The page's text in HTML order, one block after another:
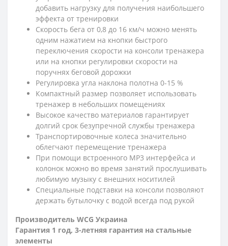
добавить нагрузку для получения наибольшего
эффекта от тренировки
Скорость бега от 0,8 до 16 км/ч можно менять
одним нажатием на кнопки быстрого
переключения скорости на консоли тренажера
или на кнопки регулировки скорости на
поручнях беговой дорожки
Регулировка угла наклона полотна 0-15 %
Компактный размер позволяет использовать
тренажер в небольших помещениях
Высокое качество материалов гарантирует
долгий срок безупречной службы тренажера
Транспортировочные колеса значительно
облегчают перемещение тренажера
При помощи встроенного MP3 интерфейса и
колонок можно во время занятий прослушивать
любимую музыку с внешних носитилей
Специальные подставки на консоли позволяют
держать бутылочку с водой всегда под рукой
Производитель WCG Украина
Гарантия 1 год, 3-летняя гарантия на стальные
элементы